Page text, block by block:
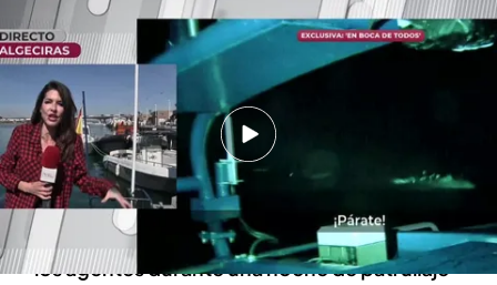
Las imágenes de la persecución
En boca de todos
21 FEB 2024 - 14:15h.
‘En boca de todos’ ha conseguido grabar, en
exclusiva, una persecución contra los narcos.
El equipo del programa que ha acompañado a
los agentes durante una noche de patrullaje